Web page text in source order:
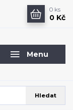
Menu
Hledat
0 ks
0 Kč